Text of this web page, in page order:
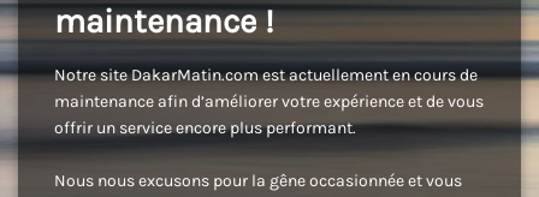
maintenance !
Notre site DakarMatin.com est actuellement en cours de
maintenance afin d’améliorer votre expérience et de vous
offrir un service encore plus performant.
Nous nous excusons pour la gêne occasionnée et vous